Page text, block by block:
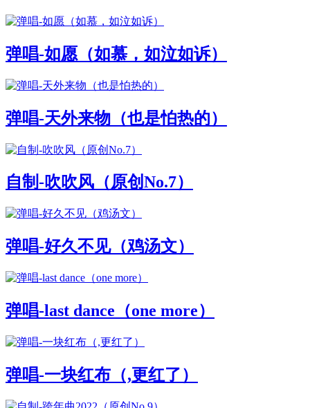
弹唱-如愿（如慕，如泣如诉）
弹唱-天外来物（也是怕热的）
自制-吹吹风（原创No.7）
弹唱-好久不见（鸡汤文）
弹唱-last dance（one more）
弹唱-一块红布（,更红了）